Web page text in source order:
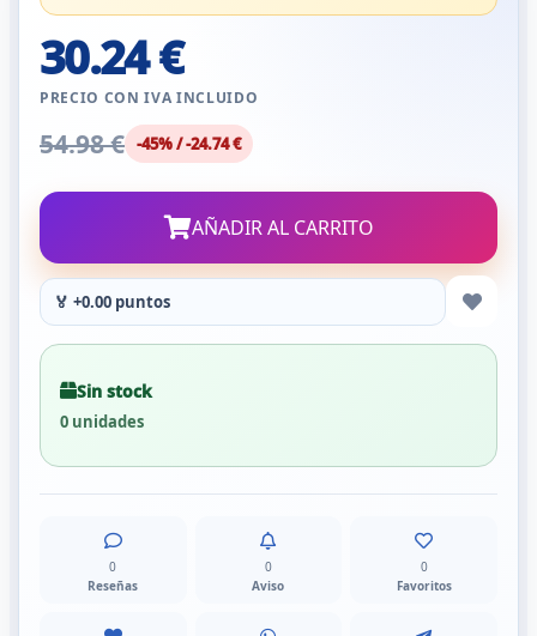
30.24 €
PRECIO CON IVA INCLUIDO
54.98 € -45% / -24.74 €
AÑADIR AL CARRITO
🏅 +0.00 puntos
Sin stock
0 unidades
0
Reseñas
0
Aviso
0
Favoritos